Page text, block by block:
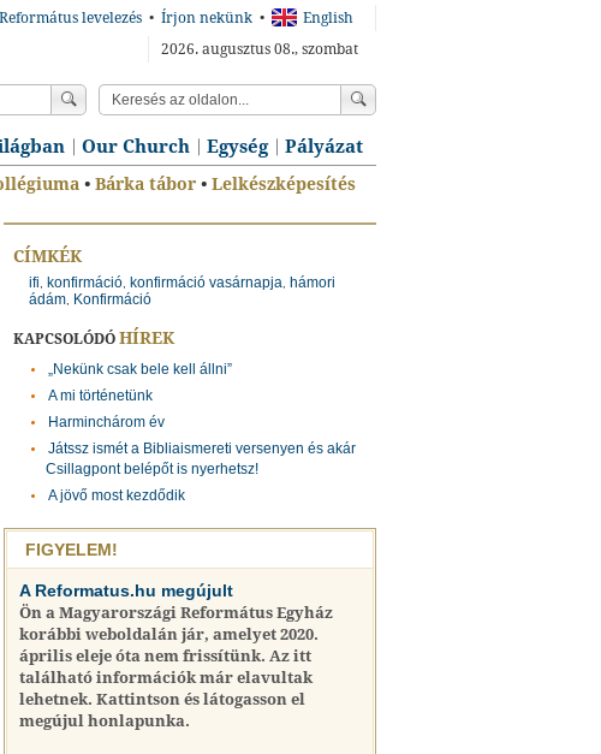
Református levelezés • Írjon nekünk •
English
2026. augusztus 08., szombat
Our Church Egység Pályázat
• Bárka tábor • Lelkészképesítés
CÍMKÉK
ifi, konfirmáció, konfirmáció vasárnapja, hámori
ádám, Konfirmáció
KAPCSOLÓDÓ HÍREK
„Nekünk csak bele kell állni”
A mi történetünk
Harminchárom év
Játssz ismét a Bibliaismereti versenyen és akár
Csillagpont belépőt is nyerhetsz!
A jövő most kezdődik
FIGYELEM!
A Reformatus.hu megújult
Ön a Magyarországi Református Egyház
korábbi weboldalán jár, amelyet 2020.
április eleje óta nem frissítünk. Az itt
található információk már elavultak
lehetnek. Kattintson és látogasson el
megújul honlapunka.